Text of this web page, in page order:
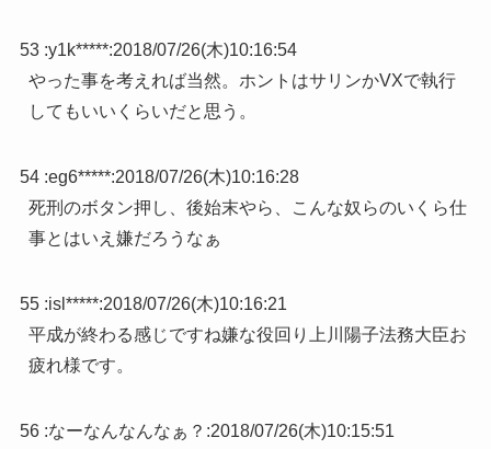
53 :y1k*****:2018/07/26(木)10:16:54
やった事を考えれば当然。ホントはサリンかVXで執行
してもいいくらいだと思う。
54 :eg6*****:2018/07/26(木)10:16:28
死刑のボタン押し、後始末やら、こんな奴らのいくら仕
事とはいえ嫌だろうなぁ
55 :isl*****:2018/07/26(木)10:16:21
平成が終わる感じですね嫌な役回り上川陽子法務大臣お
疲れ様です。
56 :なーなんなんなぁ？ :2018/07/26(木)10:15:51